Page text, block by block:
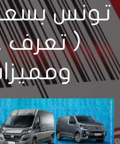
( تعرف